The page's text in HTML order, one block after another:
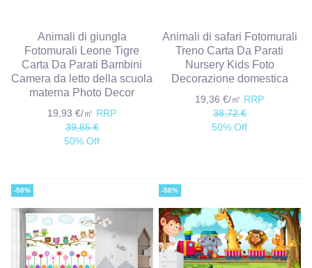
Animali di giungla
Fotomurali Leone Tigre
Carta Da Parati Bambini
Camera da letto della scuola
materna Photo Decor
19,93 €/㎡ RRP
39,85 €
50% Off
Animali di safari Fotomurali
Treno Carta Da Parati
Nursery Kids Foto
Decorazione domestica
19,36 €/㎡ RRP
38,72 €
50% Off
-50% -50%